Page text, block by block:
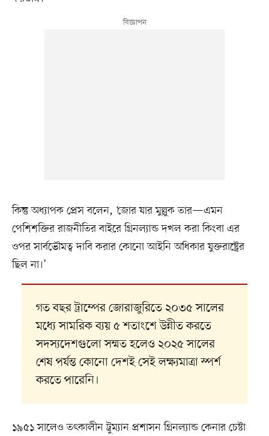
কিন্তু অধ্যাপক প্রেস বলেন, ‘জোর যার মুল্লুক তার—এমন
পেশিশক্তির রাজনীতির বাইরে গ্রিনল্যান্ড দখল করা কিংবা এর
ওপর সার্বভৌমত্ব দাবি করার কোনো আইনি অধিকার যুক্তরাষ্ট্রের
ছিল না।’
গত বছর ট্রাম্পের জোরাজুরিতে ২০৩৫ সালের
মধ্যে সামরিক ব্যয় ৫ শতাংশে উন্নীত করতে
সদস্যদেশগুলো সম্মত হলেও ২০২৫ সালের
শেষ পর্যন্ত কোনো দেশই সেই লক্ষ্যমাত্রা স্পর্শ
করতে পারেনি।
১৯৫১ সালেও তৎকালীন ট্রুম্যান প্রশাসন গ্রিনল্যান্ড কেনার চেষ্টা